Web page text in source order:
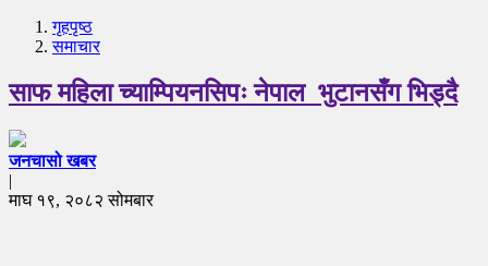
गृहपृष्‍ठ
समाचार
साफ महिला च्याम्पियनसिपः नेपाल भुटानसँग भिड्दै
जनचासो खबर
|
माघ १९, २०८२ सोमबार